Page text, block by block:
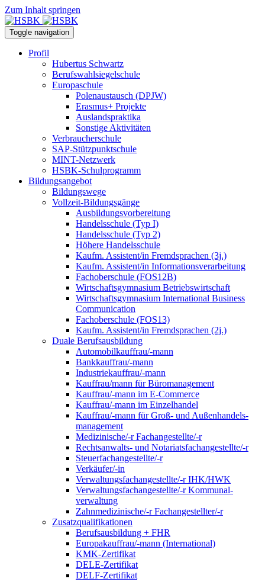
Zum Inhalt springen
Toggle navigation
Profil
Hubertus Schwartz
Berufswahlsiegelschule
Europaschule
Polenaustausch (DPJW)
Erasmus+ Projekte
Auslandspraktika
Sonstige Aktivitäten
Verbraucherschule
SAP-Stützpunktschule
MINT-Netzwerk
HSBK-Schulprogramm
Bildungsangebot
Bildungswege
Vollzeit-Bildungsgänge
Ausbildungsvorbereitung
Handelsschule (Typ I)
Handelsschule (Typ 2)
Höhere Handelsschule
Kaufm. Assistent/in­ Fremdsprachen (3j.)
Kaufm. Assistent/in Informationsverarbeitung
Fachoberschule (FOS12B)
Wirtschaftsgymnasium Betriebswirtschaft
Wirtschaftsgymnasium International Business
Communication
Fachoberschule (FOS13)
Kaufm. Assistent/in Fremdsprachen (2j.)
Duale Berufsausbildung
Automobilkauffrau/-mann
Bankkauffrau/-mann
Industriekauffrau/-mann
Kauffrau/mann für Büromanagement
Kauffrau/-mann im E-Commerce
Kauffrau/-mann im Einzelhandel
Kauffrau/-mann für Groß- und Außen­handels­
manage­ment
Medizinische/-r Fachangestellte/-r
Rechtsanwalts- und Notariatsfachangestellte/-r
Steuerfachangestellte/-r
Verkäufer/-in
Verwaltungs­fach­angestellte/-r IHK/HWK
Verwaltungsfach­angestellte/-r Kommunal­
verwaltung
Zahnmedizinische/-r Fachangestellter/-r
Zusatzqualifikationen
Berufsausbildung + FHR
Europakauffrau/-mann (International)
KMK-Zertifikat
DELE-Zertifikat
DELF-Zertifikat